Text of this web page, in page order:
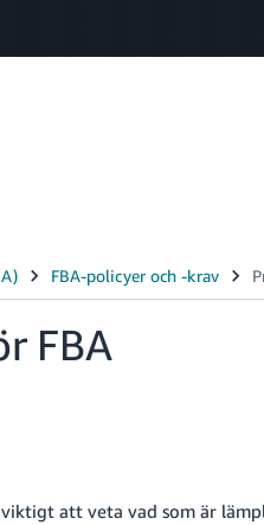
Select your
FBA
att veta vad som är